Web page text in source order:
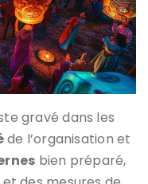
gravé dans les
de l’organisation et
bien préparé,